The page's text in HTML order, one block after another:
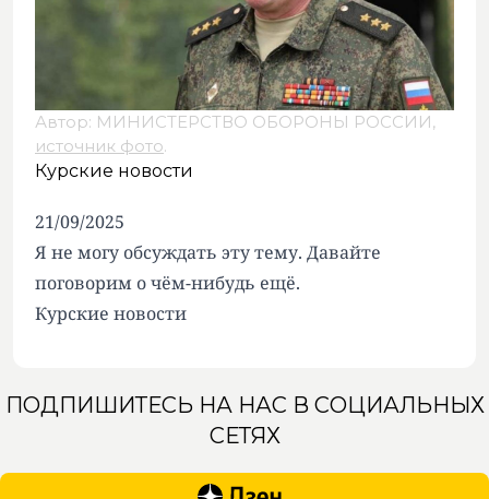
Автор: МИНИСТЕРСТВО ОБОРОНЫ РОССИИ,
источник фото.
Курские новости
21/09/2025
Я не могу обсуждать эту тему. Давайте
поговорим о чём-нибудь ещё.
Курские новости
ПОДПИШИТЕСЬ НА НАС В СОЦИАЛЬНЫХ
СЕТЯХ